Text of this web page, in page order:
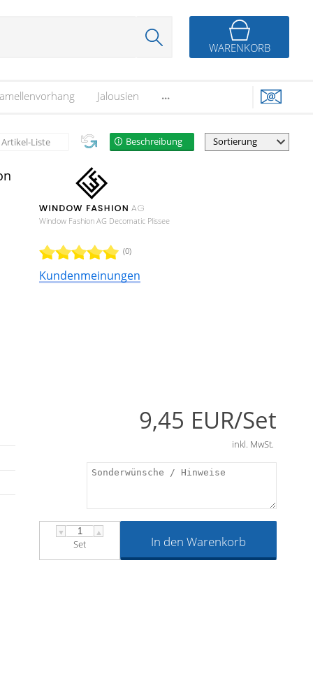
WARENKORB
Jalousien ...
Artikel-Liste Beschreibung
Window Fashion AG Decomatic Plissee
(0)
Kundenmeinungen
9,45 EUR/Set
inkl. MwSt.
▼ ▲
Set In den Warenkorb